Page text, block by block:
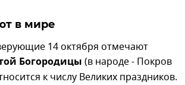
в мире
14 октября отмечают
Богородицы (в народе - Покров
к числу Великих праздников.